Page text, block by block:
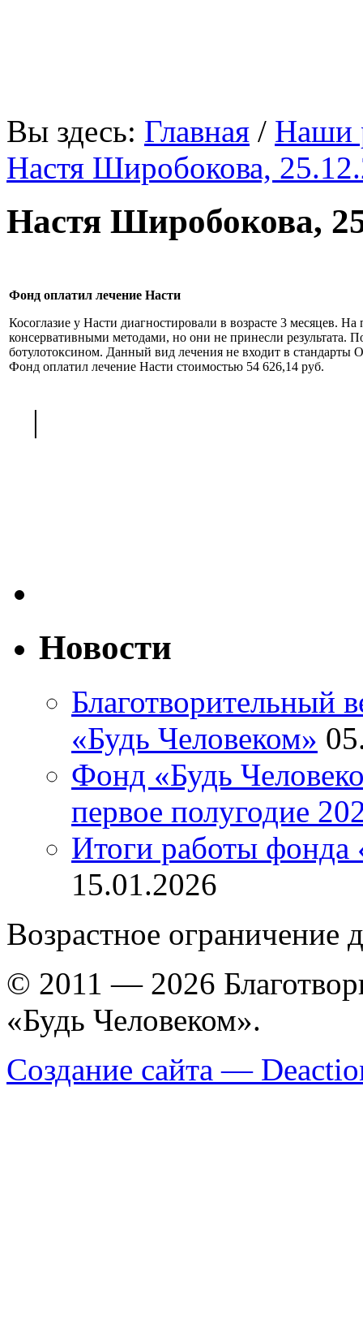
Вы здесь: Главная / Наши
Настя Широбокова,
Настя Широбокова,
Фонд оплатил лечение Насти
Косоглазие у Насти диагностировали в возрасте 3 месяцев.
консервативными методами, но они не принесли результата.
ботулотоксином. Данный вид лечения не входит в
Фонд оплатил лечение Насти стоимостью 54 626,14 руб.
|
Новости
Благотворительный
«Будь Человеком»
Фонд «Будь
первое полугодие
Итоги работы фонда
15.01.2026
Возрастное ограничение
© 2011 — 2026
«Будь Человеком».
Создание сайта —